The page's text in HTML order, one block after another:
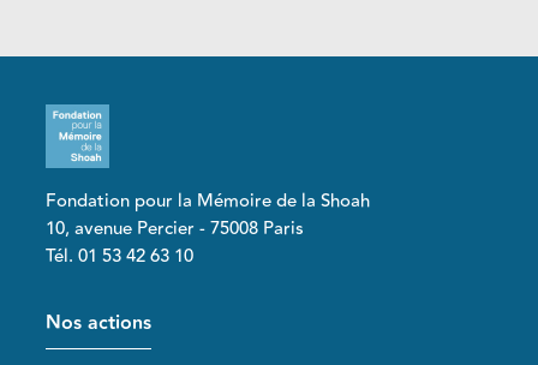
Fondation pour la Mémoire de la Shoah
10, avenue Percier - 75008 Paris
Tél. 01 53 42 63 10
Pied de page
Nos actions